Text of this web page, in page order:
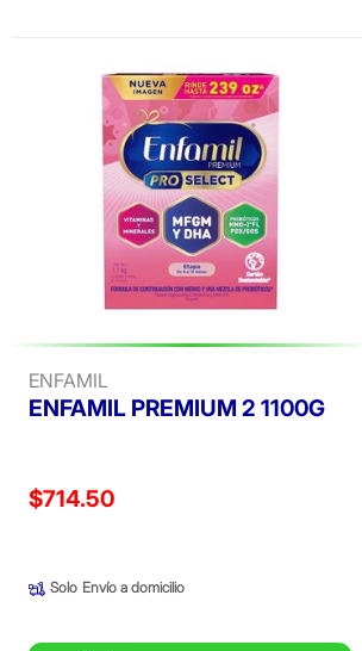
ENFAMIL
ENFAMIL PREMIUM 2 1100G
Precio reducido de
$714.50
Solo Envío a domicilio